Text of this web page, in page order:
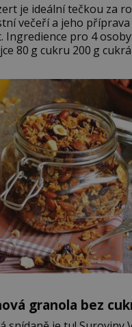
je ideální tečkou za
večeří a jeho
pro 4 osoby: 250 g
Oddělte žloutky od
do světlé pěny a
aby vznikl hladký
granola bez